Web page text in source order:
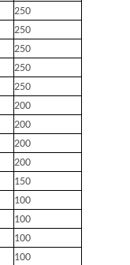
250
250
250
250
250
200
200
200
200
150
100
100
100
100